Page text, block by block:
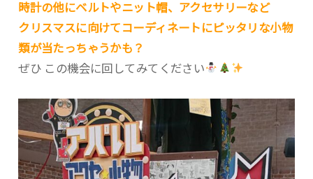
時計の他にベルトやニット帽、アクセサリーなど
クリスマスに向けてコーディネートにピッタリな小物
類が当たっちゃうかも？
ぜひ この機会に回してみてください